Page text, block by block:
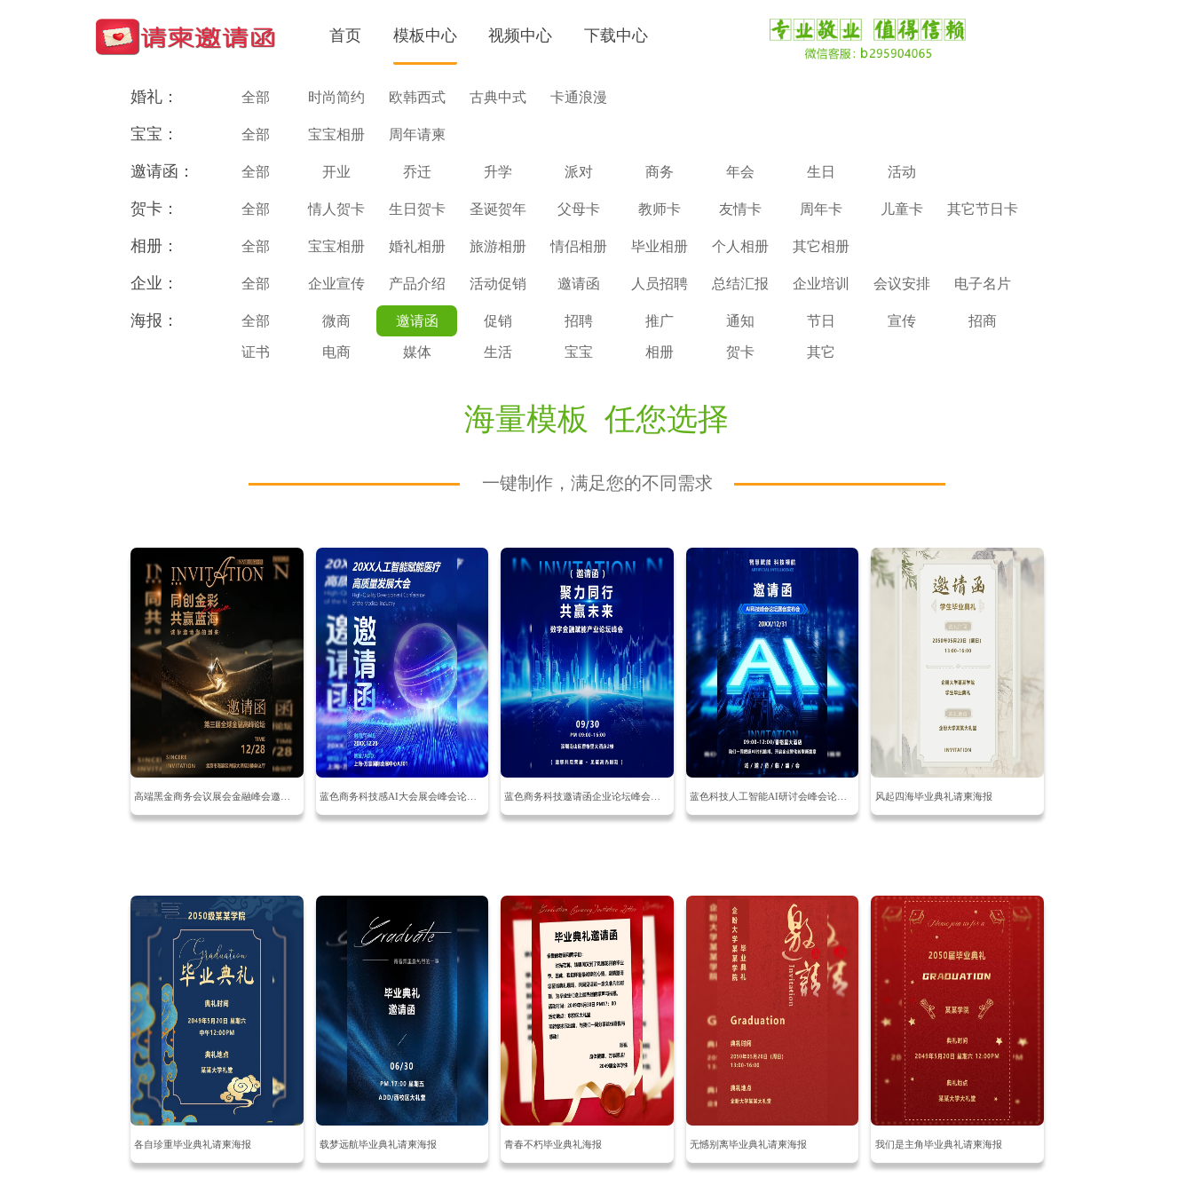
首页 模板中心 视频中心 下载中心
婚礼： 全部 时尚简约 欧韩西式 古典中式 卡通浪漫
宝宝： 全部 宝宝相册 周年请柬
邀请函： 全部 开业 乔迁 升学 派对 商务 年会 生日 活动
贺卡： 全部 情人贺卡 生日贺卡 圣诞贺年 父母卡 教师卡 友情卡 周年卡 儿童卡 其它节日卡
相册： 全部 宝宝相册 婚礼相册 旅游相册 情侣相册 毕业相册 个人相册 其它相册
企业： 全部 企业宣传 产品介绍 活动促销 邀请函 人员招聘 总结汇报 企业培训 会议安排 电子名片
海报： 全部 微商 邀请函 促销 招聘 推广 通知 节日 宣传 招商
证书 电商 媒体 生活 宝宝 相册 贺卡 其它
海量模板 任您选择
一键制作，满足您的不同需求
蓝色商务科技感AI大会展会峰会论坛邀请函海报 蓝色科技人工智能AI研讨会峰会论坛活动会议邀请函 风起四海毕业典礼请柬海报
各自珍重毕业典礼请柬海报 载梦远航毕业典礼请柬海报 青春不朽毕业典礼海报 无憾别离毕业典礼请柬海报 我们是主角毕业典礼请柬海报